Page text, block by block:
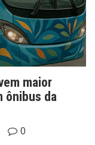
maior
ônibus da
0